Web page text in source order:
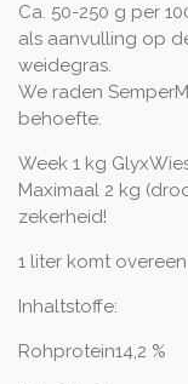
Ca. 50-250 g per
als aanvulling op
weidegras.
We raden
behoefte.
Week 1 kg
Maximaal 2 kg
zekerheid!
1 liter komt
Inhaltstoffe:
Rohprotein14,2 %